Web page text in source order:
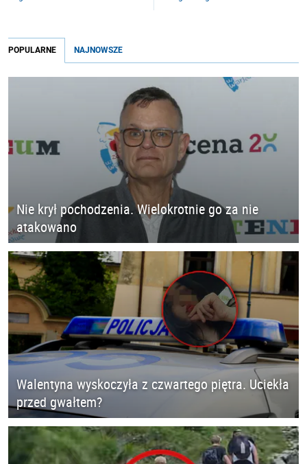
POPULARNE NAJNOWSZE
Nie krył pochodzenia. Wielokrotnie go za nie
atakowano
Walentyna wyskoczyła z czwartego piętra. Uciekła
przed gwałtem?